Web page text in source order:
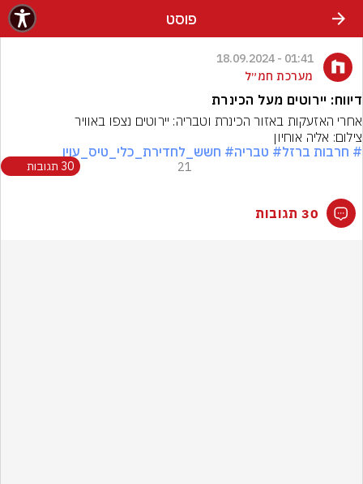
פוסט
01:41 - 18.09.2024
מערכת חמ״ל
דיווח: יירוטים מעל הכינרת
אחרי האזעקות באזור הכינרת וטבריה: יירוטים נצפו באוויר
צילום: אליה אוחיון
# חרבות ברזל# טבריה# חשש_לחדירת_כלי_טיס_עוין
21 30 תגובות
30 תגובות